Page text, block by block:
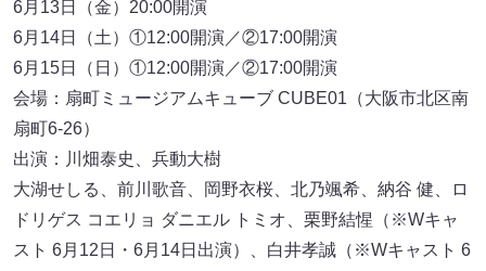
6月13日（金）20:00開演
6月14日（土）①12:00開演／②17:00開演
6月15日（日）①12:00開演／②17:00開演
会場：扇町ミュージアムキューブ CUBE01（大阪市北区南
扇町6-26）
出演：川畑泰史、兵動大樹
大湖せしる、前川歌音、岡野衣桜、北乃颯希、納谷 健、ロ
ドリゲス コエリョ ダニエル トミオ、栗野結惺（※Wキャ
スト 6月12日・6月14日出演）、白井孝誠（※Wキャスト 6